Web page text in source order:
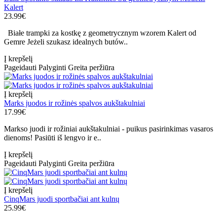
Kalert
23.99€
Białe trampki za kostkę z geometrycznym wzorem Kalert od
Gemre Jeżeli szukasz idealnych butów..
Į krepšelį
Pageidauti Palyginti Greita peržiūra
Į krepšelį
Marks juodos ir rožinės spalvos aukštakulniai
17.99€
Markso juodi ir rožiniai aukštakulniai - puikus pasirinkimas vasaros
dienoms! Pasiūti iš lengvo ir e..
Į krepšelį
Pageidauti Palyginti Greita peržiūra
Į krepšelį
CinqMars juodi sportbačiai ant kulnų
25.99€